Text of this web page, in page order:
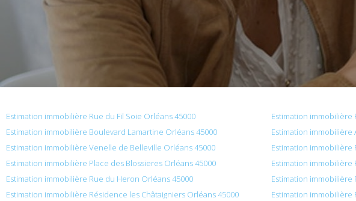
Estimation immobilière Rue du Fil Soie Orléans 45000 Estimation immobilière
Estimation immobilière Boulevard Lamartine Orléans 45000
Estimation immobilière
Estimation immobilière Venelle de Belleville Orléans 45000
Estimation immobilière
Estimation immobilière Place des Blossieres Orléans 45000
Estimation immobilière
Estimation immobilière Rue du Heron Orléans 45000
Estimation immobilière
Estimation immobilière Résidence les Châtaigniers Orléans 45000
Estimation immobilière